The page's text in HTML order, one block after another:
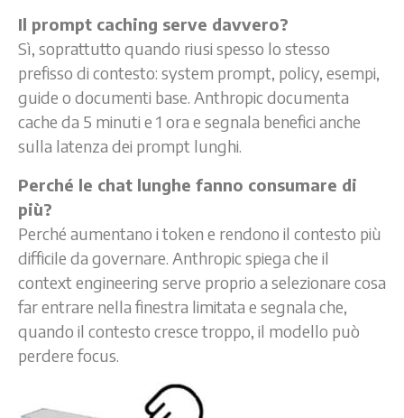
Il prompt caching serve davvero?
Sì, soprattutto quando riusi spesso lo stesso
prefisso di contesto: system prompt, policy, esempi,
guide o documenti base. Anthropic documenta
cache da 5 minuti e 1 ora e segnala benefici anche
sulla latenza dei prompt lunghi.
Perché le chat lunghe fanno consumare di
più?
Perché aumentano i token e rendono il contesto più
difficile da governare. Anthropic spiega che il
context engineering serve proprio a selezionare cosa
far entrare nella finestra limitata e segnala che,
quando il contesto cresce troppo, il modello può
perdere focus.